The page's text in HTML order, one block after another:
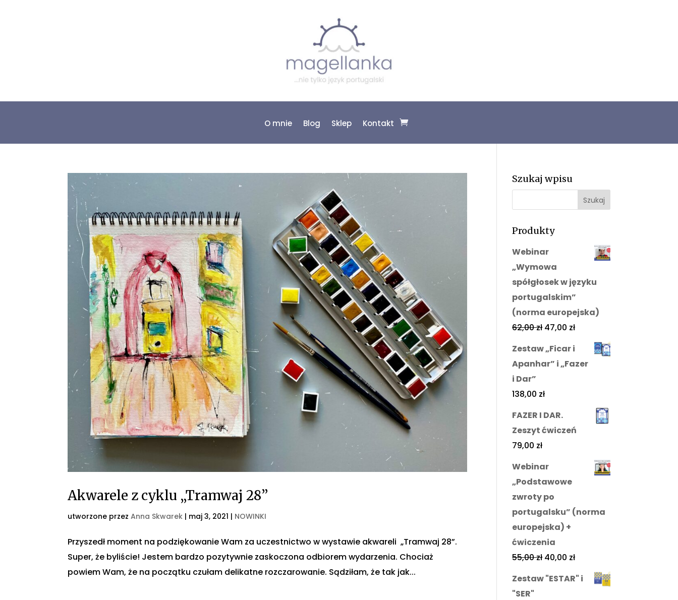
O mnie Blog Sklep Kontakt
Akwarele z cyklu „Tramwaj 28”
utworzone przezAnna Skwarek | maj 3, 2021 | NOWINKI
Przyszedł moment na podziękowanie Wam za uczestnictwo w wystawie akwareli „Tramwaj 28”.
Super, że byliście! Jestem bardzo pozytywnie zaskoczona odbiorem wydarzenia. Chociaż
powiem Wam, że na początku czułam delikatne rozczarowanie. Sądziłam, że tak jak...
Szukaj wpisu
Produkty
Webinar
„Wymowa
spółgłosek w języku
portugalskim”
(norma europejska)
62,00zł 47,00 zł
Zestaw „Ficar i
Apanhar” i „Fazer
i Dar”
138,00 zł
FAZER I DAR.
Zeszyt ćwiczeń
79,00 zł
Webinar
„Podstawowe
zwroty po
portugalsku” (norma
europejska) +
ćwiczenia
55,00zł 40,00 zł
Zestaw "ESTAR" i
"SER"